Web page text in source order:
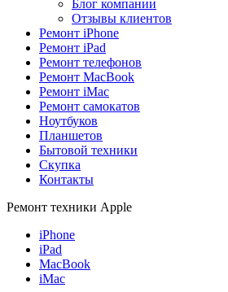
Блог компании
Отзывы клиентов
Ремонт iPhone
Ремонт iPad
Ремонт телефонов
Ремонт MacBook
Ремонт iMac
Ремонт самокатов
Ноутбуков
Планшетов
Бытовой техники
Скупка
Контакты
Ремонт техники Apple
iPhone
iPad
MacBook
iMac